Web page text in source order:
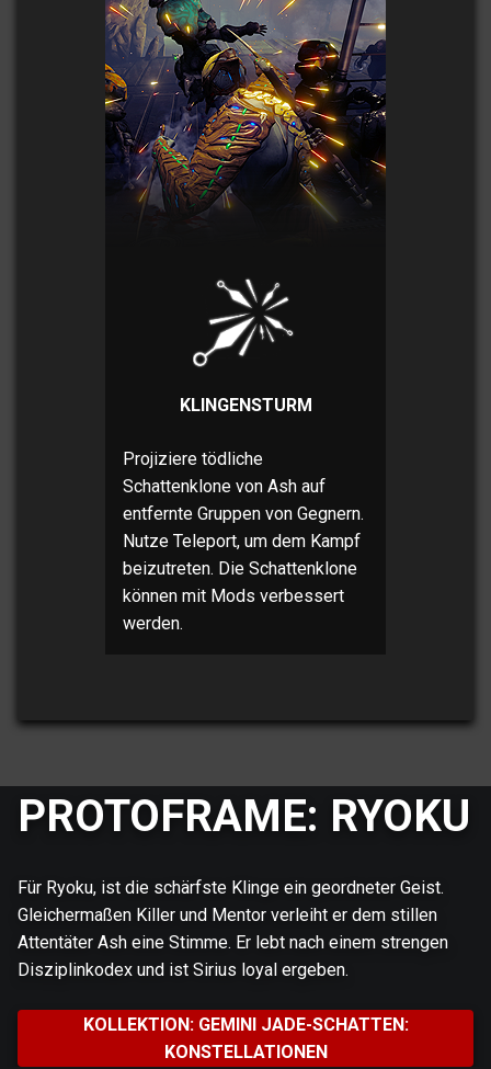
KLINGENSTURM
Projiziere tödliche
Schattenklone von Ash auf
entfernte Gruppen von Gegnern.
Nutze Teleport, um dem Kampf
beizutreten. Die Schattenklone
können mit Mods verbessert
werden.
PROTOFRAME: RYOKU
Für Ryoku, ist die schärfste Klinge ein geordneter Geist.
Gleichermaßen Killer und Mentor verleiht er dem stillen
Attentäter Ash eine Stimme. Er lebt nach einem strengen
Disziplinkodex und ist Sirius loyal ergeben.
KOLLEKTION: GEMINI JADE-SCHATTEN:
KONSTELLATIONEN